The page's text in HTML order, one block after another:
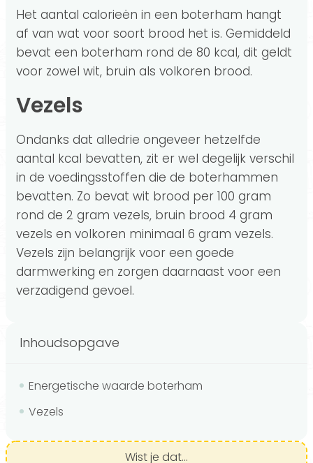
Het aantal calorieën in een boterham hangt
af van wat voor soort brood het is. Gemiddeld
bevat een boterham rond de 80 kcal, dit geldt
voor zowel wit, bruin als volkoren brood.
Vezels
Ondanks dat alledrie ongeveer hetzelfde
aantal kcal bevatten, zit er wel degelijk verschil
in de voedingsstoffen die de boterhammen
bevatten. Zo bevat wit brood per 100 gram
rond de 2 gram vezels, bruin brood 4 gram
vezels en volkoren minimaal 6 gram vezels.
Vezels zijn belangrijk voor een goede
darmwerking en zorgen daarnaast voor een
verzadigend gevoel.
Inhoudsopgave
Energetische waarde boterham
Vezels
Wist je dat...